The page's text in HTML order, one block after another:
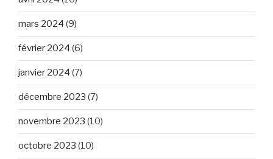
mars 2024 (9)
février 2024 (6)
janvier 2024 (7)
décembre 2023 (7)
novembre 2023 (10)
octobre 2023 (10)